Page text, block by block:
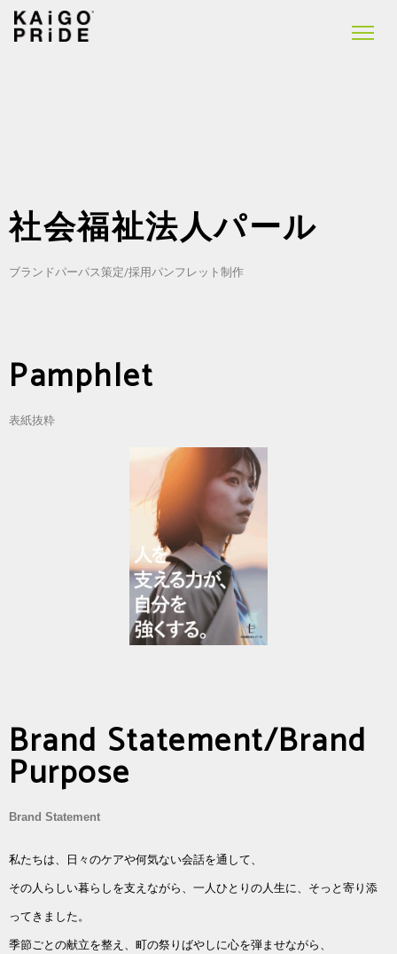
社会福祉法人パール
ブランドパーパス策定/採用パンフレット制作
Pamphlet
表紙抜粋
Brand Statement/Brand
Purpose
Brand Statement
私たちは、日々のケアや何気ない会話を通して、
その人らしい暮らしを支えながら、一人ひとりの人生に、そっと寄り添
ってきました。
季節ごとの献立を整え、町の祭りばやしに心を弾ませながら、